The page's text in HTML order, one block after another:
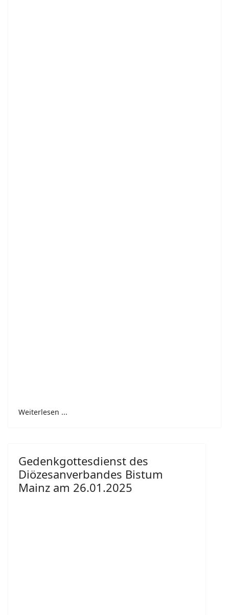
Weiterlesen ...
Gedenkgottesdienst des
Diözesanverbandes Bistum
Mainz am 26.01.2025